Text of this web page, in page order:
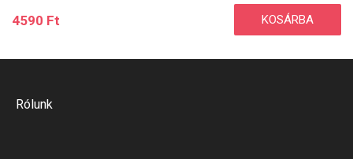
4590 Ft KOSÁRBA
Rólunk